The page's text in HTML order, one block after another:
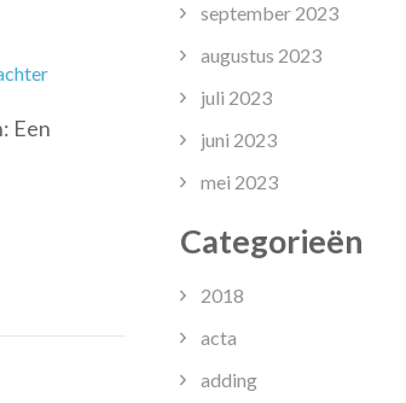
op
van
onderwijskwaliteit
Een
september 2023
augustus 2023
juli 2023
juni 2023
mei 2023
Categorieën
2018
acta
adding